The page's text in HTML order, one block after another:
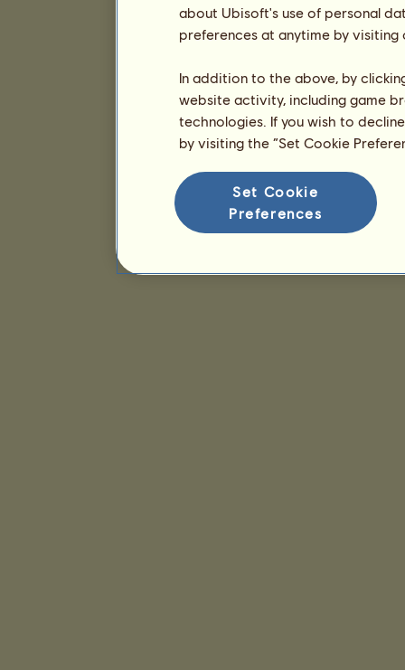
about Ubisoft's use of personal
preferences at anytime by
In addition to the above, by
website activity, including game
technologies. If you wish to
by visiting the “Set Cookie
Set Cookie
Preferences